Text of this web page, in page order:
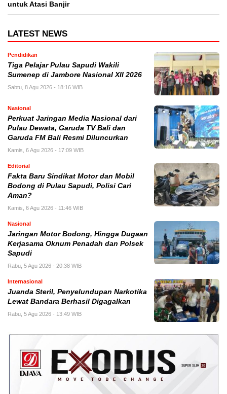
untuk Atasi Banjir
LATEST NEWS
Pendidikan
Tiga Pelajar Pulau Sapudi Wakili
Sumenep di Jambore Nasional XII 2026
Sabtu, 8 Agu 2026 - 18:16 WIB
Nasional
Perkuat Jaringan Media Nasional dari
Pulau Dewata, Garuda TV Bali dan
Garuda FM Bali Resmi Diluncurkan
Kamis, 6 Agu 2026 - 17:09 WIB
Editorial
Fakta Baru Sindikat Motor dan Mobil
Bodong di Pulau Sapudi, Polisi Cari
Aman?
Kamis, 6 Agu 2026 - 11:46 WIB
Nasional
Jaringan Motor Bodong, Hingga Dugaan
Kerjasama Oknum Penadah dan Polsek
Sapudi
Rabu, 5 Agu 2026 - 20:38 WIB
Internasional
Juanda Steril, Penyelundupan Narkotika
Lewat Bandara Berhasil Digagalkan
Rabu, 5 Agu 2026 - 13:49 WIB